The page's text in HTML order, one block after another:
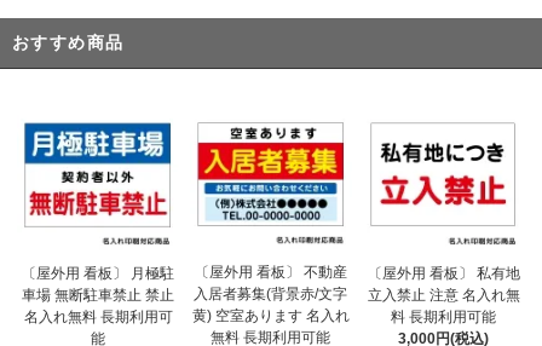
おすすめ商品
〔屋外用 看板〕 月極駐
車場 無断駐車禁止 禁止
名入れ無料 長期利用可
能
〔屋外用 看板〕 不動産
入居者募集(背景赤/文字
黄) 空室あります 名入れ
無料 長期利用可能
〔屋外用 看板〕 私有地
立入禁止 注意 名入れ無
料 長期利用可能
3,000円(税込)